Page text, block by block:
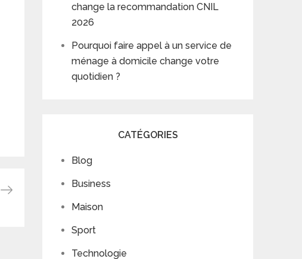
change la recommandation CNIL
2026
Pourquoi faire appel à un service de
ménage à domicile change votre
quotidien ?
CATÉGORIES
Blog
Business
Maison
Sport
Technologie